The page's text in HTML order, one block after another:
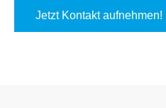
Jetzt Kontakt aufnehmen!